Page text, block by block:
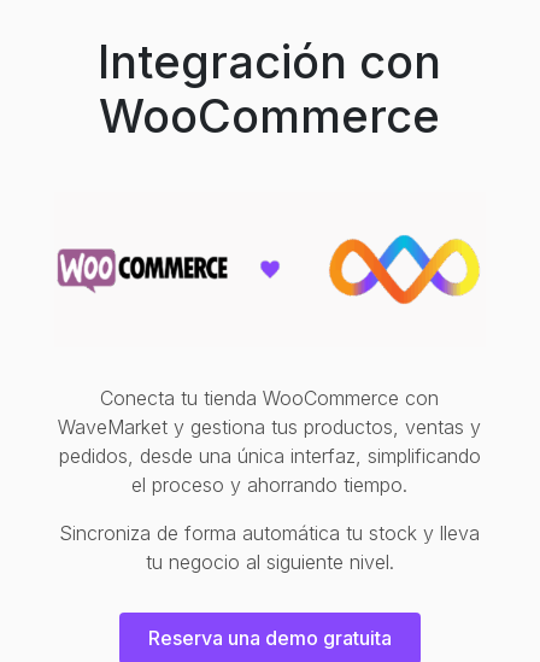
Integración con
WooCommerce
Conecta tu tienda WooCommerce con
WaveMarket y gestiona tus productos, ventas y
pedidos, desde una única interfaz, simplificando
el proceso y ahorrando tiempo.
Sincroniza de forma automática tu stock y lleva
tu negocio al siguiente nivel.
Reserva una demo gratuita